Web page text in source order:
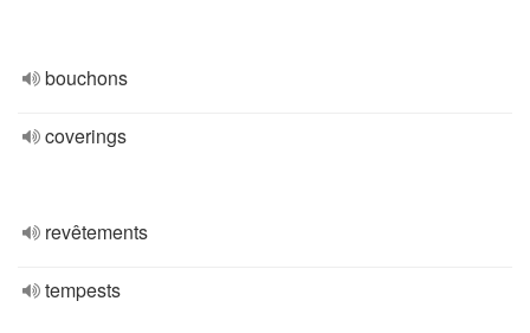
bouchons
coverings
revêtements
tempests